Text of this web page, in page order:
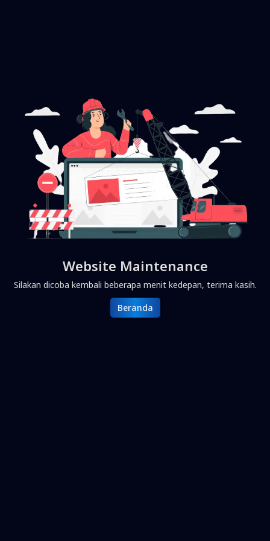
Website Maintenance
Silakan dicoba kembali beberapa menit kedepan, terima kasih.
Beranda